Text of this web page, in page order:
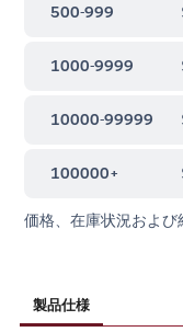
500-999
1000-9999
10000-99999
100000+
価格、在庫状況およ
製品仕様